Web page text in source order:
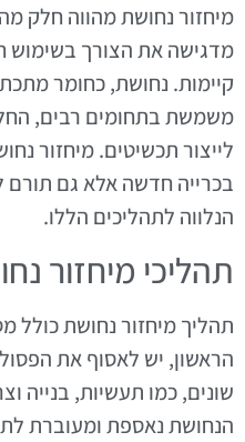
מיחזור נחושת מהווה חלק
מדגישה את הצורך בשימוש
קיימות. נחושת, כחומר
משמשת בתחומים רבים,
לייצור תכשיטים. מיחזור
בכרייה חדשה אלא גם תורם
הנלווה לתהליכים הללו.
תהליכי מיחזור
תהליך מיחזור נחושת כולל
הראשון, יש לאסוף את
שונים, כמו תעשיות, בנייה
הנחושת נאספת ומעוברת